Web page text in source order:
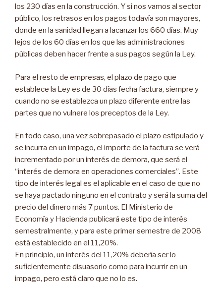
los 230 días en la construcción. Y si nos vamos al sector
público, los retrasos en los pagos todavía son mayores,
donde en la sanidad llegan a lacanzar los 660 días. Muy
lejos de los 60 días en los que las administraciones
públicas deben hacer frente a sus pagos según la Ley.
Para el resto de empresas, el plazo de pago que
establece la Ley es de 30 días fecha factura, siempre y
cuando no se establezca un plazo diferente entre las
partes que no vulnere los preceptos de la Ley.
En todo caso, una vez sobrepasado el plazo estipulado y
se incurra en un impago, el importe de la factura se verá
incrementado por un interés de demora, que será el
“interés de demora en operaciones comerciales”. Este
tipo de interés legal es el aplicable en el caso de que no
se haya pactado ninguno en el contrato y será la suma del
precio del dinero más 7 puntos. El Ministerio de
Economía y Hacienda publicará este tipo de interés
semestralmente, y para este primer semestre de 2008
está establecido en el 11,20%.
En principio, un interés del 11,20% debería ser lo
suficientemente disuasorio como para incurrir en un
impago, pero está claro que no lo es.